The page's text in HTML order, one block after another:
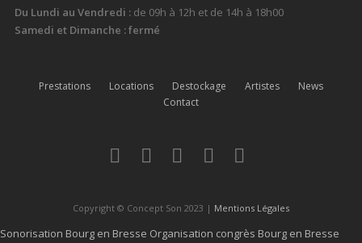
Du Lundi au Vendredi :de 09h à 12h et de 14h à 18h00
Samedi et Dimanche : fermé
Prestations Locations Destockage Artistes
News
Contact
Copyright © Concept Son 2023 | Mentions Légales
Sonorisation Bourg en Bresse Organisation congrès Bourg en Bresse